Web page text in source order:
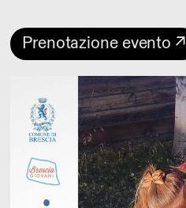
Prenotazione evento ↗